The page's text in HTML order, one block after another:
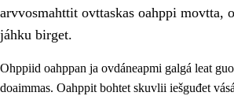
arvvosmahttit ovttaskas oahppi movtta,
jáhku birget.
Ohppiid oahppan ja ovdáneapmi galgá leat
doaimmas. Oahppit bohtet skuvlii iešguđet